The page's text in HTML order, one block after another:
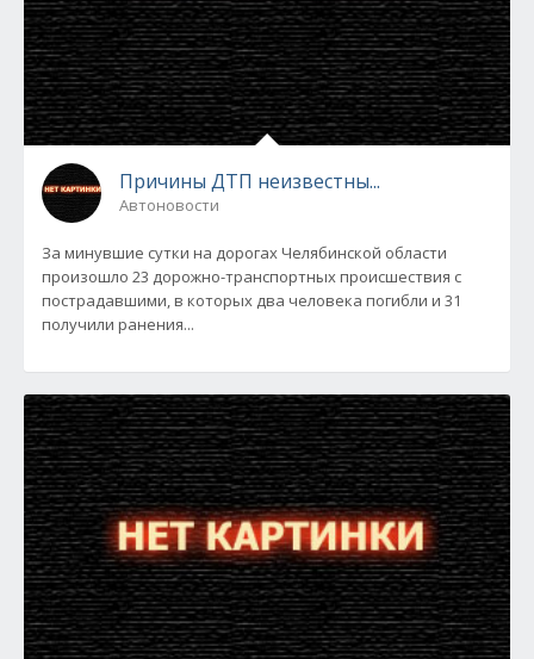
Причины ДТП неизвестны...
Автоновости
За минувшие сутки на дорогах Челябинской области
произошло 23 дорожно-транспортных происшествия с
пострадавшими, в которых два человека погибли и 31
получили ранения...